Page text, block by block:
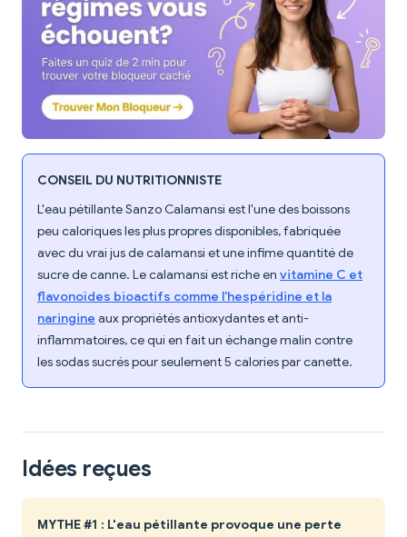
CONSEIL DU NUTRITIONNISTE
L'eau pétillante Sanzo Calamansi est l'une des boissons
peu caloriques les plus propres disponibles, fabriquée
avec du vrai jus de calamansi et une infime quantité de
sucre de canne. Le calamansi est riche en vitamine C et
flavonoïdes bioactifs comme l'hespéridine et la
naringine aux propriétés antioxydantes et anti-
inflammatoires, ce qui en fait un échange malin contre
les sodas sucrés pour seulement 5 calories par canette.
Idées reçues
MYTHE #1 : L'eau pétillante provoque une perte